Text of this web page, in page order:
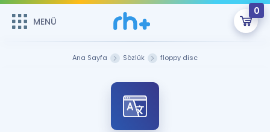
MENÜ
0
Sepetin Şu An Boş.
Remzi Hoca ile seni sınava hazırlayacak onlarca eğitim seni
bekliyor!
MENÜ
Ana Sayfa Sözlük floppy disc